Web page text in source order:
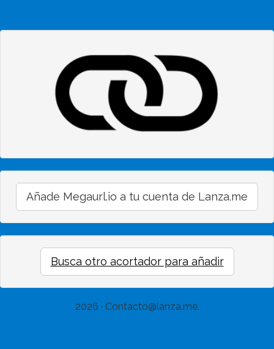
Añade Megaurl.io a tu cuenta de Lanza.me
Busca otro acortador para añadir
2026 · Contacto@lanza.me.